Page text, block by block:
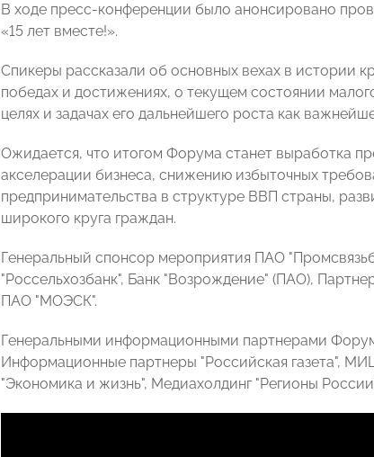
В ходе пресс-конференции было анонсировано
«15 лет вместе!».
Спикеры рассказали об основных вехах в истории
победах и достижениях, о текущем состоянии
целях и задачах его дальнейшего роста как
Ожидается, что итогом Форума станет выработка
акселерации бизнеса, снижению избыточных
предпринимательства в структуре ВВП страны,
широкого круга граждан.
Генеральный спонсор мероприятия ПАО
"Россельхозбанк", Банк "Возрождение" (ПАО),
ПАО "МОЭСК".
Генеральными информационными партнерами
Информационные партнеры "Российская газета",
"Экономика и жизнь", Медиахолдинг "Регионы